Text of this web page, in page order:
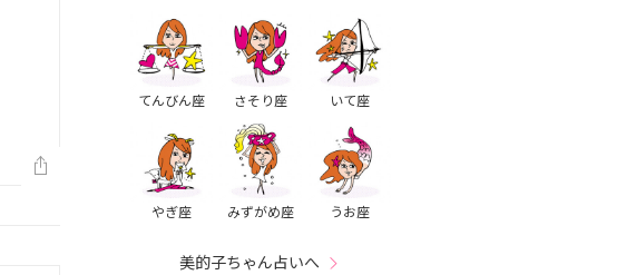
てんびん座 さそり座 いて座
やぎ座 みずがめ座 うお座
美的子ちゃん占いへ